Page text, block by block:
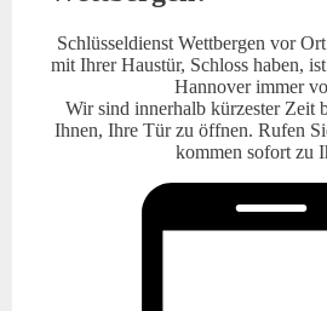
Schlüsseldienst Wettbergen vor
mit Ihrer Haustür, Schloss haben,
Hannover immer
Wir sind innerhalb kürzester Zeit
Ihnen, Ihre Tür zu öffnen. Rufen
kommen sofort zu